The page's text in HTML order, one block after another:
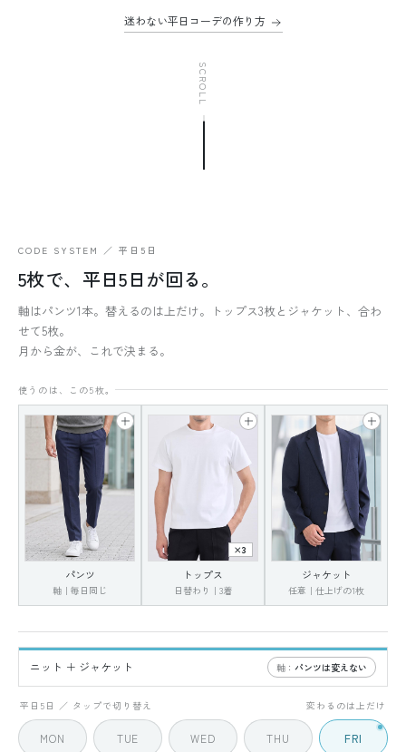
迷わない平日コーデの作り方
SCROLL
CODE SYSTEM ／ 平日5日
5枚で、平日5日が回る。
軸はパンツ1本。替えるのは上だけ。トップス3枚とジャケット、合わ
せて5枚。
月から金が、これで決まる。
使うのは、この5枚。
パンツ
軸｜毎日同じ
×3
トップス
日替わり｜3着
ジャケット
任意｜仕上げの1枚
FRI 5 / 5
ニット ＋ ジャケット 軸： パンツは変えない
平日5日 ／ タップで切り替え 変わるのは上だけ
MON TUE WED THU FRI